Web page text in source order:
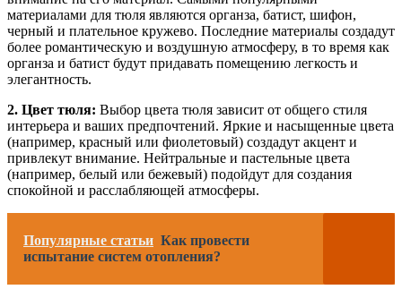
материалами для тюля являются органза, батист, шифон,
черный и плательное кружево. Последние материалы создадут
более романтическую и воздушную атмосферу, в то время как
органза и батист будут придавать помещению легкость и
элегантность.
2. Цвет тюля: Выбор цвета тюля зависит от общего стиля
интерьера и ваших предпочтений. Яркие и насыщенные цвета
(например, красный или фиолетовый) создадут акцент и
привлекут внимание. Нейтральные и пастельные цвета
(например, белый или бежевый) подойдут для создания
спокойной и расслабляющей атмосферы.
Популярные статьи Как провести
испытание систем отопления?